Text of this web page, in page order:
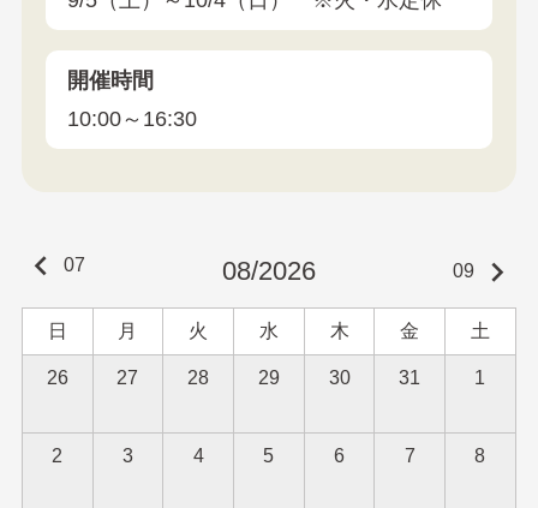
開催時間
10:00～16:30
keyboard_arrow_left 07 08/2026 09 keyboard_arrow_right
日 月 火 水 木 金 土
26 27 28 29 30 31 1
2 3 4 5 6 7 8